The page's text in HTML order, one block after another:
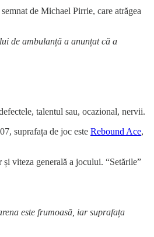
de Michael Pirrie, care atrăgea
de ambulanță a anunțat că a
talentul sau, ocazional, nervii.
suprafața de joc este Rebound Ace,
viteza generală a jocului. “Setările”
este frumoasă, iar suprafața